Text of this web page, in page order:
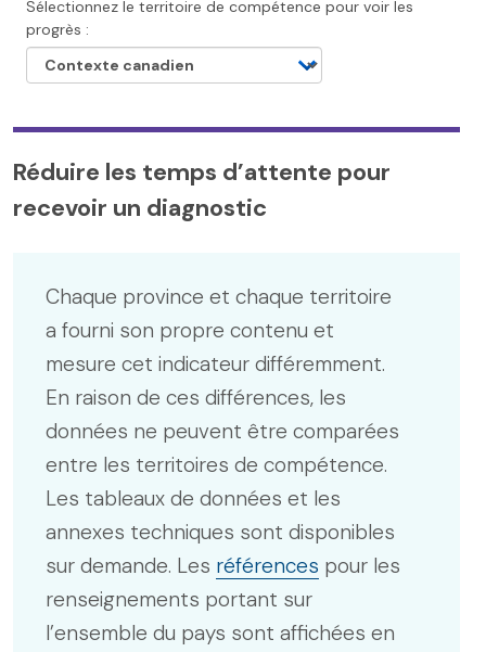
Sélectionnez le territoire de compétence pour voir les
progrès :
Réduire les temps d’attente pour
recevoir un diagnostic
Chaque province et chaque territoire
a fourni son propre contenu et
mesure cet indicateur différemment.
En raison de ces différences, les
données ne peuvent être comparées
entre les territoires de compétence.
Les tableaux de données et les
annexes techniques sont disponibles
sur demande. Les références pour les
renseignements portant sur
l’ensemble du pays sont affichées en